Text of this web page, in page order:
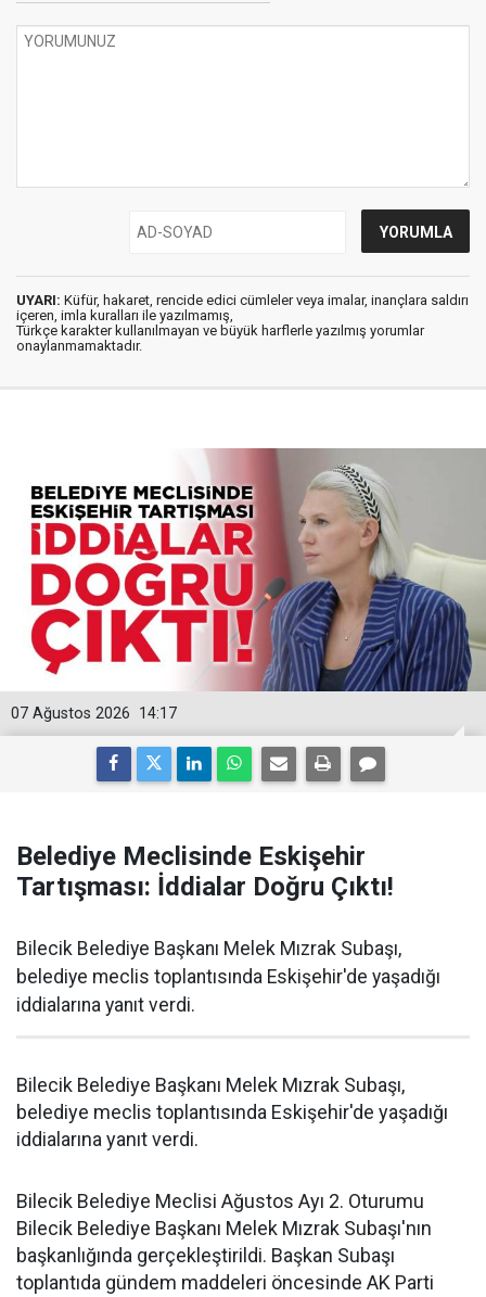
UYARI: Küfür, hakaret, rencide edici cümleler veya imalar, inançlara saldırı
içeren, imla kuralları ile yazılmamış,
Türkçe karakter kullanılmayan ve büyük harflerle yazılmış yorumlar
onaylanmamaktadır.
14:17
07 Ağustos 2026
Belediye Meclisinde Eskişehir
Tartışması: İddialar Doğru Çıktı!
Bilecik Belediye Başkanı Melek Mızrak Subaşı,
belediye meclis toplantısında Eskişehir'de yaşadığı
iddialarına yanıt verdi.
Bilecik Belediye Başkanı Melek Mızrak Subaşı,
belediye meclis toplantısında Eskişehir'de yaşadığı
iddialarına yanıt verdi.
Bilecik Belediye Meclisi Ağustos Ayı 2. Oturumu
Bilecik Belediye Başkanı Melek Mızrak Subaşı'nın
başkanlığında gerçekleştirildi. Başkan Subaşı
toplantıda gündem maddeleri öncesinde AK Parti